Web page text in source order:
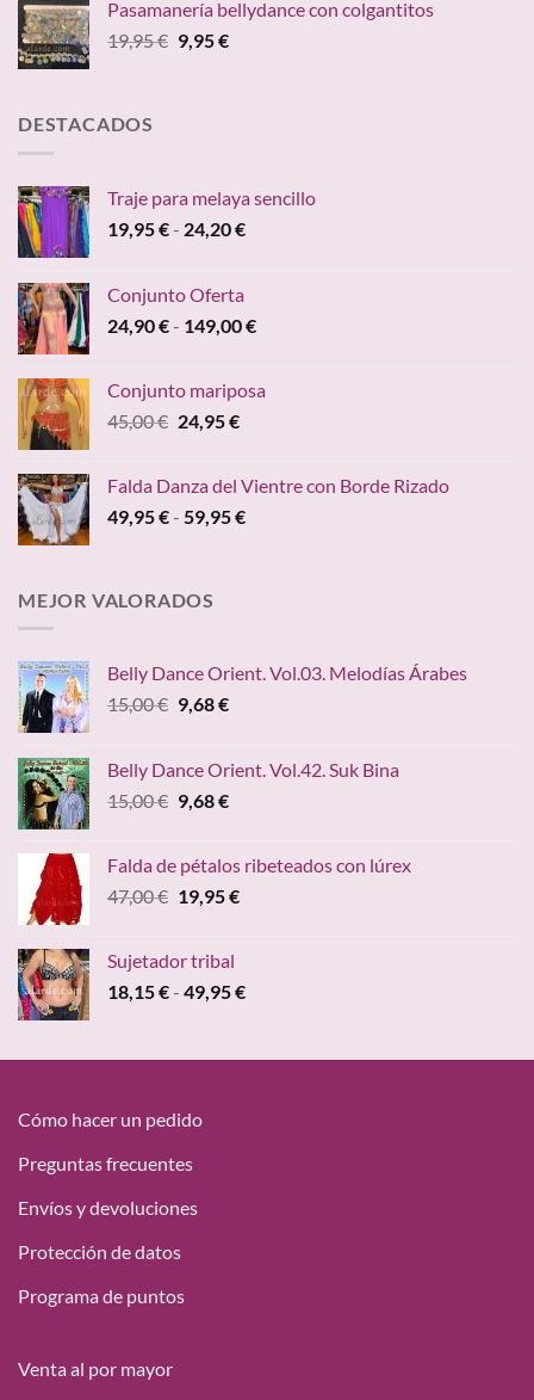
desde
Pasamanería bellydance con colgantitos
19,95€ El
9,95€El
DESTACADOS
Traje para melaya sencillo
19,95€- 24,20€Rango
19,95 €
Conjunto Oferta
24,90€- 149,00€Rango
desde
Conjunto mariposa
45,00€ El
era:
45,00 €.
24,95€El
es:
24,95 €.
Falda Danza del Vientre con Borde Rizado
49,95€- 59,95€Rango
59,95 €
MEJOR VALORADOS
Belly Dance Orient. Vol.03. Melodías Árabes
15,00€ El
era:
15,00 €.
9,68€El
es:
9,68 €.
Belly Dance Orient. Vol.42. Suk Bina
15,00€ El
era:
15,00 €.
9,68€El
es:
9,68 €.
Falda de pétalos ribeteados con lúrex
47,00€ El
era:
47,00 €.
19,95€El
19,95 €.
Sujetador tribal
18,15€- 49,95€Rango
desde
Cómo hacer un pedido
Preguntas frecuentes
Envíos y devoluciones
Protección de datos
Programa de puntos
Venta al por mayor